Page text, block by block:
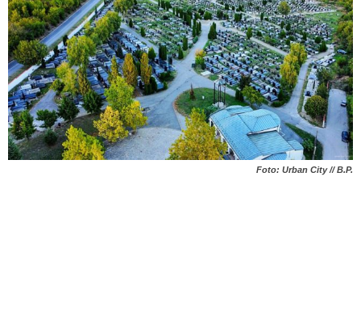
Foto: Urban City // B.P.